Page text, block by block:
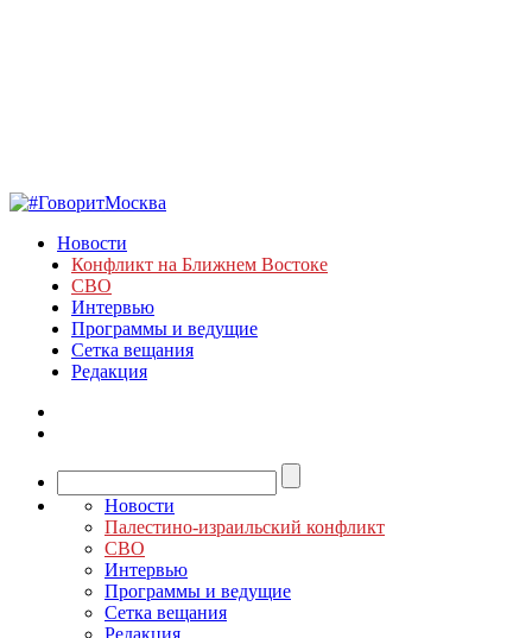
Новости
Конфликт на Ближнем Востоке
СВО
Интервью
Программы и ведущие
Сетка вещания
Редакция
Новости
Палестино-израильский конфликт
СВО
Интервью
Программы и ведущие
Сетка вещания
Редакция